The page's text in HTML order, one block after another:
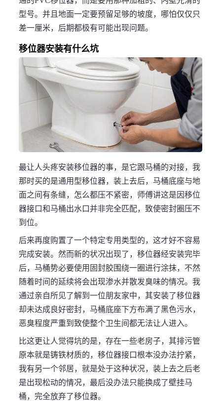
型号。并且地面一定要预留足够的坡度，哪怕仅仅只
差一厘米，后期都极有可能出现问题。
移位器安装有什么坑
最让人头疼安装移位器的事，是它跟马桶的对接，我
那时买的是通用型移位器，装上去后，马桶底座与地
面之间有条缝，怎么都压不紧密，师傅讲这是因移位
器接口和马桶出水口并非完全匹配，致使密封圈压不
到位。
后来再度购置了一个特定专用类型的，这才好不容易
完成安装。然而新的状况出现了，移位器经安装完毕
后，马桶势必要使用固封胶围绕一圈进行涂抹，不然
随着时间的延续将会出现渗水并散发臭味的情况。我
通过亲自所见了解到一位朋友家中，其安装了移位器
却未达成良好密封，马桶底座下方布满了黑色污水，
恶臭程度严重到致使整个卫生间都无法让人进入。
比这更让人觉得坑的是，存在一些老房子，其排污管
原本就是铸铁材质的，移位器接口根本没办法拧紧，
我有另一个邻居，就是处于这种状况，装上去之后老
是出现松动的情况，最后没办法只能换成了壁挂马
桶，完全放弃了移位器。